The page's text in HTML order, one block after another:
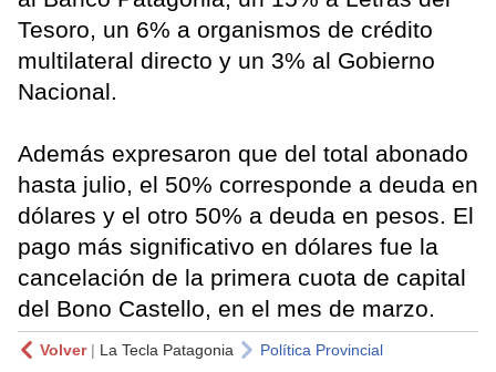
Tesoro, un 6% a organismos de crédito
multilateral directo y un 3% al Gobierno
Nacional.
Además expresaron que del total abonado
hasta julio, el 50% corresponde a deuda en
dólares y el otro 50% a deuda en pesos. El
pago más significativo en dólares fue la
cancelación de la primera cuota de capital
del Bono Castello, en el mes de marzo.
Volver| La Tecla Patagonia Política Provincial